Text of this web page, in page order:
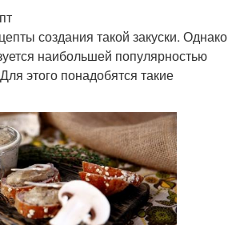
создания такой закуски. Однако
наибольшей популярностью
этого понадобятся такие